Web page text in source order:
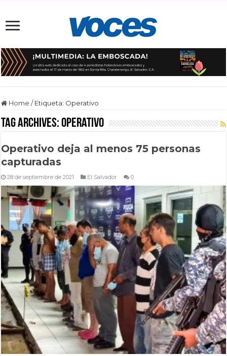
Home / Etiqueta: Operativo
Tag Archives:Operativo
Operativo deja al menos 75 personas
capturadas
28 de septiembre de 2021 El Salvador 0